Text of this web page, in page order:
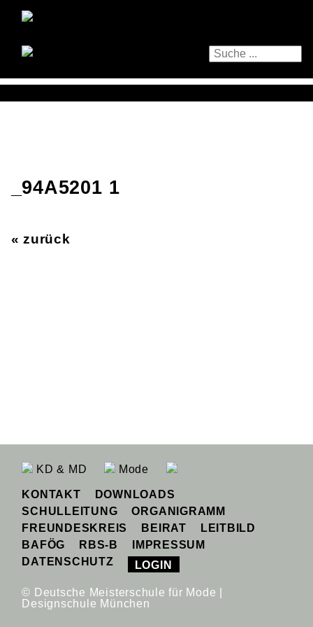
_94A5201 1
« zurück
KD & MD Mode
KONTAKT
DOWNLOADS
SCHULLEITUNG
ORGANIGRAMM
FREUNDESKREIS
BEIRAT
LEITBILD
BAFÖG
RBS-B
IMPRESSUM
DATENSCHUTZ
LOGIN
© Deutsche Meisterschule für Mode |
Designschule München